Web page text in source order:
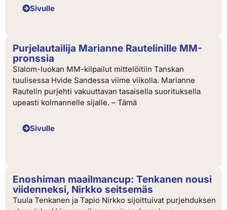
Sivulle
Purjelautailija Marianne Rautelinille MM-
pronssia
Slalom-luokan MM-kilpailut mittelöitiin Tanskan
tuulisessa Hvide Sandessa viime viikolla. Marianne
Rautelin purjehti vakuuttavan tasaisella suorituksella
upeasti kolmannelle sijalle. – Tämä
Sivulle
Enoshiman maailmancup: Tenkanen nousi
viidenneksi, Nirkko seitsemäs
Tuula Tenkanen ja Tapio Nirkko sijoittuivat purjehduksen